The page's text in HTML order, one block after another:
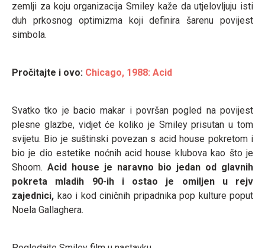
zemlji za koju organizacija Smiley kaže da utjelovljuju isti
duh prkosnog optimizma koji definira šarenu povijest
simbola.
Pročitajte i ovo: Chicago, 1988: Acid
Svatko tko je bacio makar i površan pogled na povijest
plesne glazbe, vidjet će koliko je Smiley prisutan u tom
svijetu. Bio je suštinski povezan s acid house pokretom i
bio je dio estetike noćnih acid house klubova kao što je
Shoom. Acid house je naravno bio jedan od glavnih
pokreta mladih 90-ih i ostao je omiljen u rejv
zajednici, kao i kod ciničnih pripadnika pop kulture poput
Noela Gallaghera.